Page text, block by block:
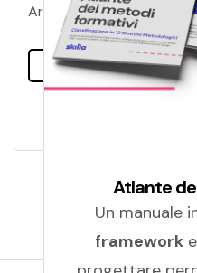
Artificiale.
Leggi tutto
Atlante
Un manuale
frameworke